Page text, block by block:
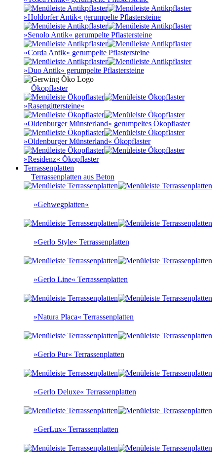
»Holdorfer Antik« gerumpelte Pflastersteine
»Senolo Antik« gerumpelte Pflastersteine
»Corda Antik« gerumpelte Pflastersteine
»Duo Antik« gerumpelte Pflastersteine
Ökopflaster
»Rasengittersteine«
»Oldenburger Münsterland« gerumpeltes Ökopflaster
»Oldenburger Münsterland« Ökopflaster
»Residenz« Ökopflaster
Terrassenplatten
Terrassenplatten aus Beton
»Gehwegplatten«
»Gerlo Style« Terrassenplatten
»Gerlo Line« Terrassenplatten
»Natura Placa« Terrassenplatten
»Gerlo Pur« Terrassenplatten
»Gerlo Deluxe« Terrassenplatten
»GerLux« Terrassenplatten